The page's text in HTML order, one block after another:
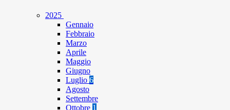
2025
Gennaio
Febbraio
Marzo
Aprile
Maggio
Giugno
Luglio 6
Agosto
Settembre
Ottobre 1